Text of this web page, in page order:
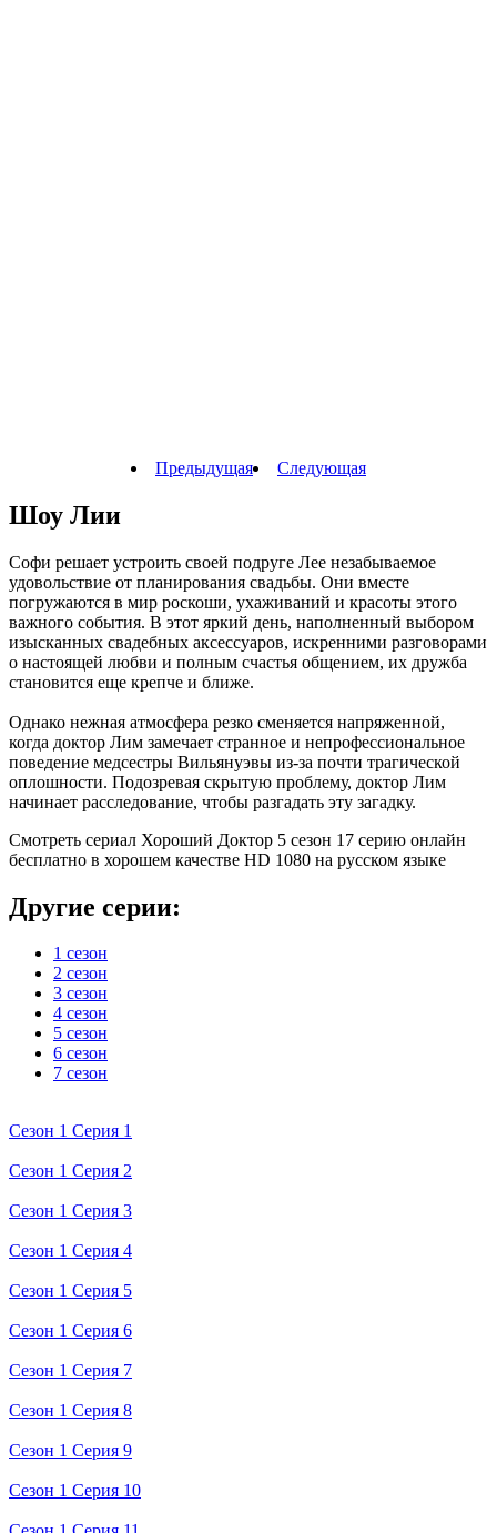
Предыдущая Следующая
Шоу Лии
Софи решает устроить своей подруге Лее незабываемое
удовольствие от планирования свадьбы. Они вместе
погружаются в мир роскоши, ухаживаний и красоты этого
важного события. В этот яркий день, наполненный выбором
изысканных свадебных аксессуаров, искренними разговорами
о настоящей любви и полным счастья общением, их дружба
становится еще крепче и ближе.
Однако нежная атмосфера резко сменяется напряженной,
когда доктор Лим замечает странное и непрофессиональное
поведение медсестры Вильянуэвы из-за почти трагической
оплошности. Подозревая скрытую проблему, доктор Лим
начинает расследование, чтобы разгадать эту загадку.
Смотреть сериал Хороший Доктор 5 сезон 17 серию онлайн
бесплатно в хорошем качестве HD 1080 на русском языке
Другие серии:
1 сезон
2 сезон
3 сезон
4 сезон
5 сезон
6 сезон
7 сезон
Сезон 1 Серия 1
Сезон 1 Серия 2
Сезон 1 Серия 3
Сезон 1 Серия 4
Сезон 1 Серия 5
Сезон 1 Серия 6
Сезон 1 Серия 7
Сезон 1 Серия 8
Сезон 1 Серия 9
Сезон 1 Серия 10